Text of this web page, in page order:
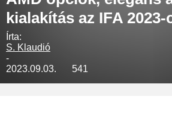
kialakítás az IFA 2023-
Írta:
S. Klaudió
-
2023.09.03.
541